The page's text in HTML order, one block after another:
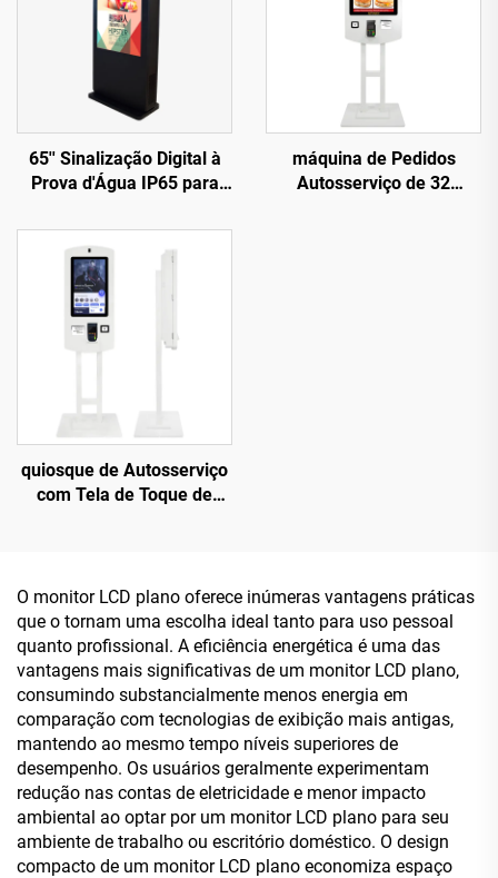
65'' Sinalização Digital à
Prova d'Água IP65 para
máquina de Pedidos
Autosserviço de 32
quiosque de Autosserviço
com Tela de Toque de
Configuráveis Android
RK3568A/X86(I3/I5/I7)
O monitor LCD plano oferece inúmeras vantagens práticas
que o tornam uma escolha ideal tanto para uso pessoal
quanto profissional. A eficiência energética é uma das
vantagens mais significativas de um monitor LCD plano,
consumindo substancialmente menos energia em
comparação com tecnologias de exibição mais antigas,
mantendo ao mesmo tempo níveis superiores de
desempenho. Os usuários geralmente experimentam
redução nas contas de eletricidade e menor impacto
ambiental ao optar por um monitor LCD plano para seu
ambiente de trabalho ou escritório doméstico. O design
compacto de um monitor LCD plano economiza espaço